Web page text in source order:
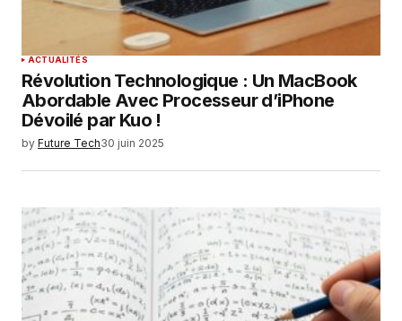
ACTUALITÉS
Révolution Technologique : Un MacBook
Abordable Avec Processeur d’iPhone
Dévoilé par Kuo !
by Future Tech30 juin 2025